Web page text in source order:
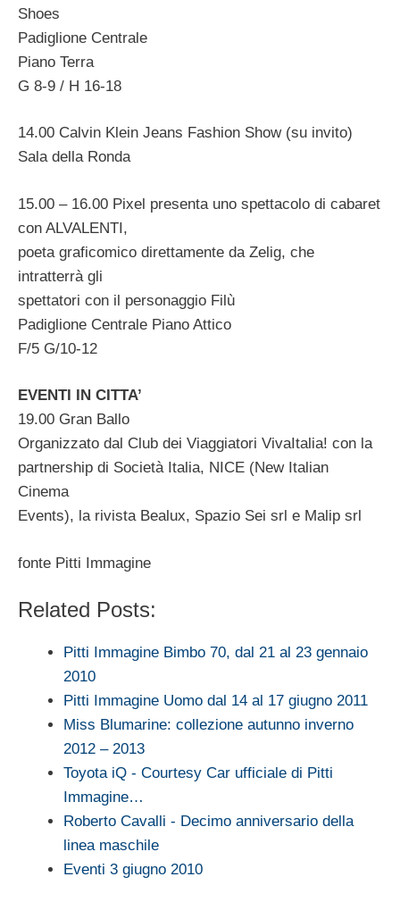
Shoes
Padiglione Centrale
Piano Terra
G 8-9 / H 16-18
14.00 Calvin Klein Jeans Fashion Show (su invito)
Sala della Ronda
15.00 – 16.00 Pixel presenta uno spettacolo di cabaret
con ALVALENTI,
poeta graficomico direttamente da Zelig, che
intratterrà gli
spettatori con il personaggio Filù
Padiglione Centrale Piano Attico
F/5 G/10-12
EVENTI IN CITTA’
19.00 Gran Ballo
Organizzato dal Club dei Viaggiatori VivaItalia! con la
partnership di Società Italia, NICE (New Italian
Cinema
Events), la rivista Bealux, Spazio Sei srl e Malip srl
fonte Pitti Immagine
Related Posts:
Pitti Immagine Bimbo 70, dal 21 al 23 gennaio
2010
Pitti Immagine Uomo dal 14 al 17 giugno 2011
Miss Blumarine: collezione autunno inverno
2012 – 2013
Toyota iQ - Courtesy Car ufficiale di Pitti
Immagine…
Roberto Cavalli - Decimo anniversario della
linea maschile
Eventi 3 giugno 2010